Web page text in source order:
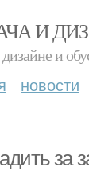
И
и
новости
за